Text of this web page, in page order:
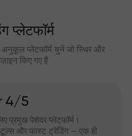
प्लेटफॉर्म
प्लेटफॉर्म चुनें जो स्थिर और
किए गए हैं
4/5
प्रमुख पेशेवर प्लेटफॉर्म।
टूल्स और फास्ट ट्रेडिंग — एक ही